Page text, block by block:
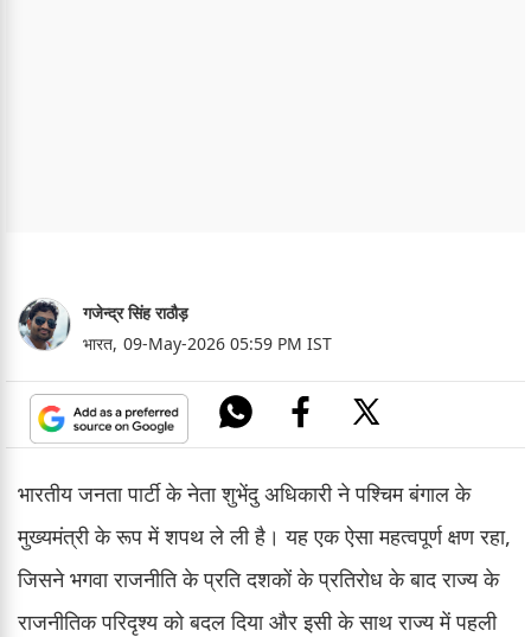
गजेन्द्र सिंह राठौड़
भारत, 09-May-2026 05:59 PM IST
भारतीय जनता पार्टी के नेता शुभेंदु अधिकारी ने पश्चिम बंगाल के
मुख्यमंत्री के रूप में शपथ ले ली है। यह एक ऐसा महत्वपूर्ण क्षण रहा,
जिसने भगवा राजनीति के प्रति दशकों के प्रतिरोध के बाद राज्य के
राजनीतिक परिदृश्य को बदल दिया और इसी के साथ राज्य में पहली